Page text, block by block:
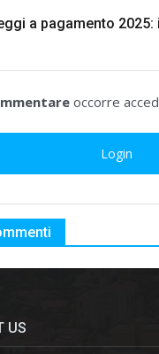
a pagamento
occorre
Login
US